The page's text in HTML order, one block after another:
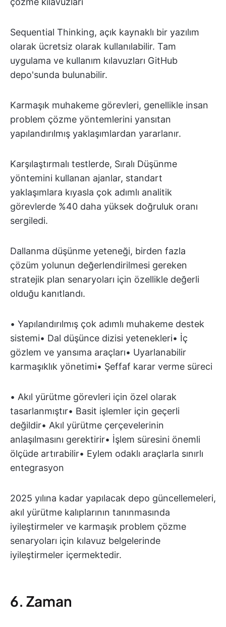
Sequential Thinking, açık kaynaklı bir yazılım
olarak ücretsiz olarak kullanılabilir. Tam
uygulama ve kullanım kılavuzları GitHub
depo'sunda bulunabilir.
Karmaşık muhakeme görevleri, genellikle insan
problem çözme yöntemlerini yansıtan
yapılandırılmış yaklaşımlardan yararlanır.
Karşılaştırmalı testlerde, Sıralı Düşünme
yöntemini kullanan ajanlar, standart
yaklaşımlara kıyasla çok adımlı analitik
görevlerde %40 daha yüksek doğruluk oranı
sergiledi.
Dallanma düşünme yeteneği, birden fazla
çözüm yolunun değerlendirilmesi gereken
stratejik plan senaryoları için özellikle değerli
olduğu kanıtlandı.
• Yapılandırılmış çok adımlı muhakeme destek
sistemi• Dal düşünce dizisi yetenekleri• İç
gözlem ve yansıma araçları• Uyarlanabilir
karmaşıklık yönetimi• Şeffaf karar verme süreci
• Akıl yürütme görevleri için özel olarak
tasarlanmıştır• Basit işlemler için geçerli
değildir• Akıl yürütme çerçevelerinin
anlaşılmasını gerektirir• İşlem süresini önemli
ölçüde artırabilir• Eylem odaklı araçlarla sınırlı
entegrasyon
2025 yılına kadar yapılacak depo güncellemeleri,
akıl yürütme kalıplarının tanınmasında
iyileştirmeler ve karmaşık problem çözme
senaryoları için kılavuz belgelerinde
iyileştirmeler içermektedir.
6. Zaman